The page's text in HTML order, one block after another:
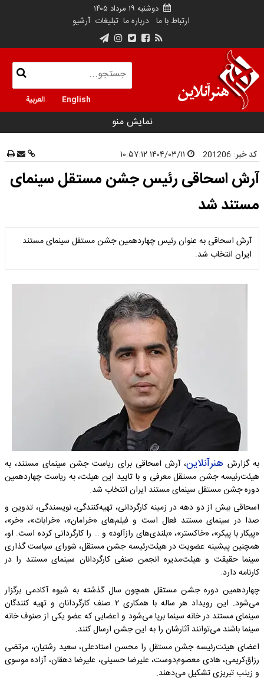
دوشنبه ۱۹ مرداد ۱۴۰۵
ارتباط با ما درباره ما تبلیغات آرشیو
English العربية
نمایش منو
کد خبر: 201206
آرش اسحاقی رئیس جشن مستقل سینمای
مستند شد
آرش اسحاقی به عنوان رئیس چهاردهمین جشن مستقل سینمای مستند
ایران انتخاب شد.
به گزارش هنرآنلاین، آرش اسحاقی برای ریاست جشن سینمای مستند، به
هیئت‌رئیسه جشن مستقل معرفی و با تایید این هیئت، به ریاست چهاردهمین
دوره جشن مستقل سینمای مستند ایران انتخاب شد.
اسحاقی ببش از دو دهه در زمینه کارگردانی، تهیه‌کنندگی، نویسندگی، تدوین و
صدا در سینمای مستند فعال است و فیلم‌های «خرامان»، «خرابات»، «خر»،
«پیکار با پیکر»، «خاکستر»، «بلندی‌های رازآلود» و … را کارگردانی کرده است. او،
همچنین پیشینه عضویت در هیئت‌رئیسه جشن مستقل، شورای سیاست گذاری
سینما حقیقت و هیئت‌مدیره انجمن صنفی کارگردانان سینمای مستند را در
کارنامه دارد.
چهاردهمین دوره جشن مستقل همچون سال گذشته به شیوه آکادمی برگزار
می‌شود. این رویداد هر ساله با همکاری ۲ صنف کارگردانان و تهیه کنندگان
سینمای مستند در خانه سینما برپا می‌شود و اعضایی که عضو یکی از صنوف خانه
سینما باشند می‌توانند آثارشان را به این جشن ارسال کنند.
اعضای هیئت‌رئیسه جشن مستقل را محسن استادعلی، سعید رشتیان، مرتضی
رزاق‌کریمی، هادی معصوم‌دوست، علیرضا حسینی، علیرضا دهقان، آزاده موسوی
و زینب تبریزی تشکیل می‌دهند.